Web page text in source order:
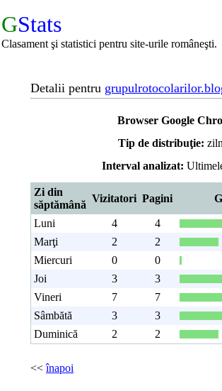
GStats
Clasament şi statistici pentru site-urile româneşti.
Detalii pentru
Browser Google
Tip de distribuţie:
Interval analizat:
Zi din
săptămână
Vizitatori Pagini
Luni 4
4
Marţi
2
2
Miercuri
0
0
Joi
3
3
Vineri
7
7
Sâmbătă
3
3
Duminică
2 2
<<înapoi